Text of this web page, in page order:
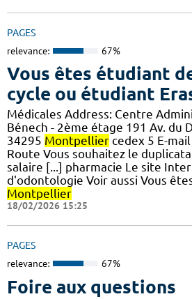
PAGES
relevance: 67%
Vous êtes étudiant
cycle ou étudiant
Médicales Address: Centre
Bénech - 2ème étage 191 Av. du
34295 Montpellier cedex 5 E-
Route Vous souhaitez le
salaire [...] pharmacie Le site
d'odontologie Voir aussi Vous
Montpellier
18/02/2026 15:25
PAGES
relevance: 67%
Foire aux questions